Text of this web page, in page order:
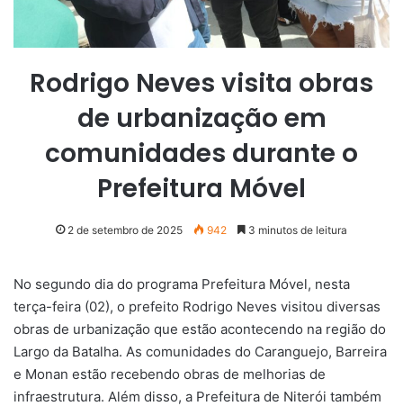
Rodrigo Neves visita obras
de urbanização em
comunidades durante o
Prefeitura Móvel
2 de setembro de 2025 942 3 minutos de leitura
No segundo dia do programa Prefeitura Móvel, nesta
terça-feira (02), o prefeito Rodrigo Neves visitou diversas
obras de urbanização que estão acontecendo na região do
Largo da Batalha. As comunidades do Caranguejo, Barreira
e Monan estão recebendo obras de melhorias de
infraestrutura. Além disso, a Prefeitura de Niterói também